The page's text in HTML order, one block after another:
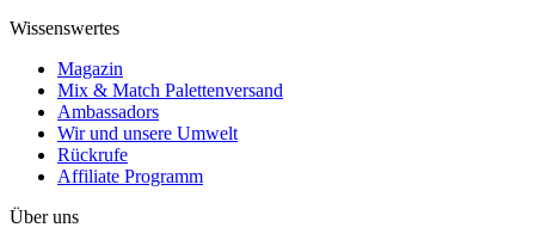
Wissenswertes
Magazin
Mix & Match Palettenversand
Ambassadors
Wir und unsere Umwelt
Rückrufe
Affiliate Programm
Über uns